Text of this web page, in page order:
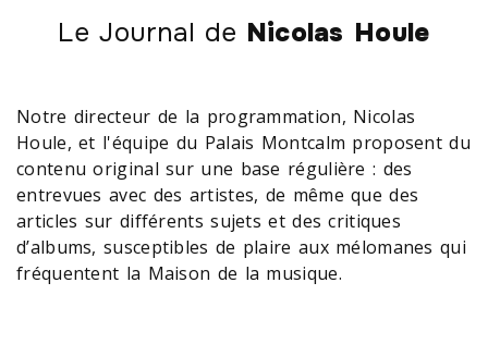
Le Journal de Nicolas Houle
Notre directeur de la programmation, Nicolas
Houle, et l'équipe du Palais Montcalm proposent du
contenu original sur une base régulière : des
entrevues avec des artistes, de même que des
articles sur différents sujets et des critiques
d’albums, susceptibles de plaire aux mélomanes qui
fréquentent la Maison de la musique.